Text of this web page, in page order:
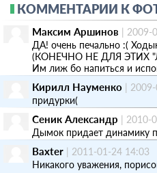
КОММЕНТАРИИ К
Максим Аршинов | 2009-
ДА! очень печально :(
(КОНЕЧНО НЕ ДЛЯ ЭТИХ
Им лиж бо напиться и
Кирилл Науменко |
придурки(
Сеник Александр | 2010-
Дымок придает динамику
Baxter | 2011-01-24 14:03
Никакого уважения,